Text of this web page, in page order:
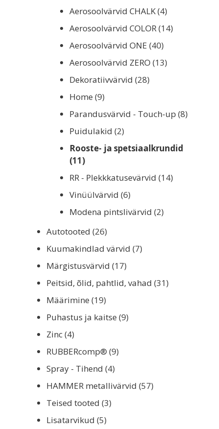
Aerosoolvärvid CHALK(4)
Aerosoolvärvid COLOR(14)
Aerosoolvärvid ONE (40)
Aerosoolvärvid ZERO (13)
Dekoratiivvärvid (28)
Home (9)
Parandusvärvid - Touch-up (8)
Puidulakid (2)
Rooste- ja spetsiaalkrundid
(11)
RR - Plekkkatusevärvid (14)
Vinüülvärvid (6)
Modena pintslivärvid (2)
Autotooted (26)
Kuumakindlad värvid (7)
Märgistusvärvid (17)
Peitsid, õlid, pahtlid, vahad (31)
Määrimine (19)
Puhastus ja kaitse (9)
Zinc(4)
RUBBERcomp® (9)
Spray - Tihend (4)
HAMMER metallivärvid (57)
Teised tooted (3)
Lisatarvikud (5)